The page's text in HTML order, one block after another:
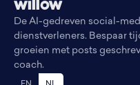
De AI-gedreven social-
dienstverleners. Bespaar
groeien met posts
coach.